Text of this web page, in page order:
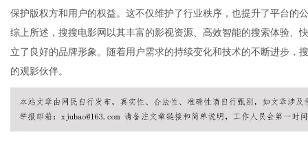
保护版权方和用户的权益。这不仅维护了行业秩序，也提升了平台的
综上所述，搜搜电影网以其丰富的影视资源、高效智能的搜索体验、
立了良好的品牌形象。随着用户需求的持续变化和技术的不断进步，
的观影伙伴。